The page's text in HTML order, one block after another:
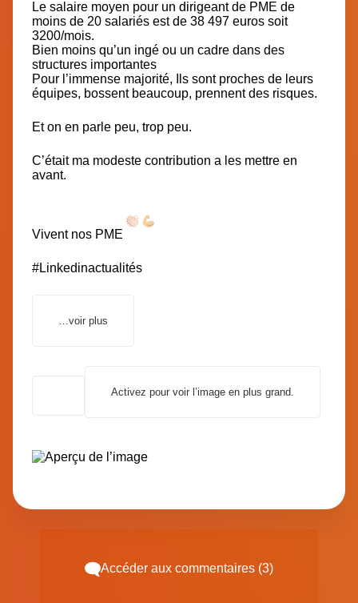
Le salaire moyen pour un dirigeant de PME de
moins de 20 salariés est de 38 497 euros soit
3200/mois.
Bien moins qu’un ingé ou un cadre dans des
structures importantes
Pour l’immense majorité, Ils sont proches de leurs
équipes, bossent beaucoup, prennent des risques.
Et on en parle peu, trop peu.
C’était ma modeste contribution a les mettre en
avant.
Vivent nos PME
#Linkedinactualités
…voir plus
Activez pour voir l’image en plus grand.
Accéder aux commentaires (3)